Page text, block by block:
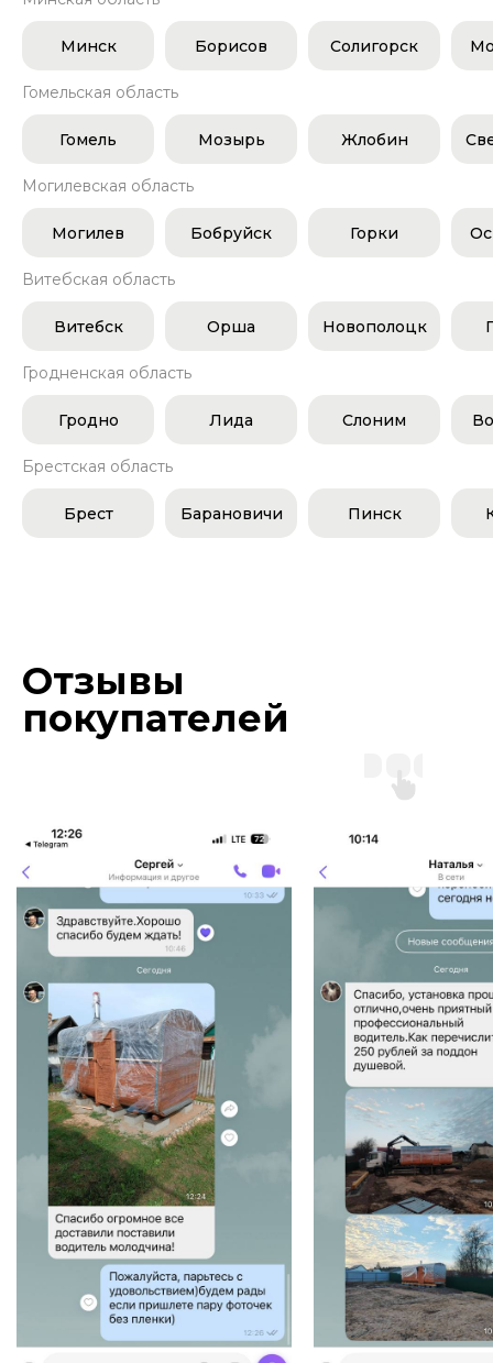
Минск Борисов Солигорск
Гомельская область
Гомель Мозырь Жлобин
Могилевская область
Могилев Бобруйск Горки
Витебская область
Витебск Орша Новополоцк
Гродненская область
Гродно Лида Слоним
Брестская область
Брест Барановичи Пинск
Отзывы
покупателей